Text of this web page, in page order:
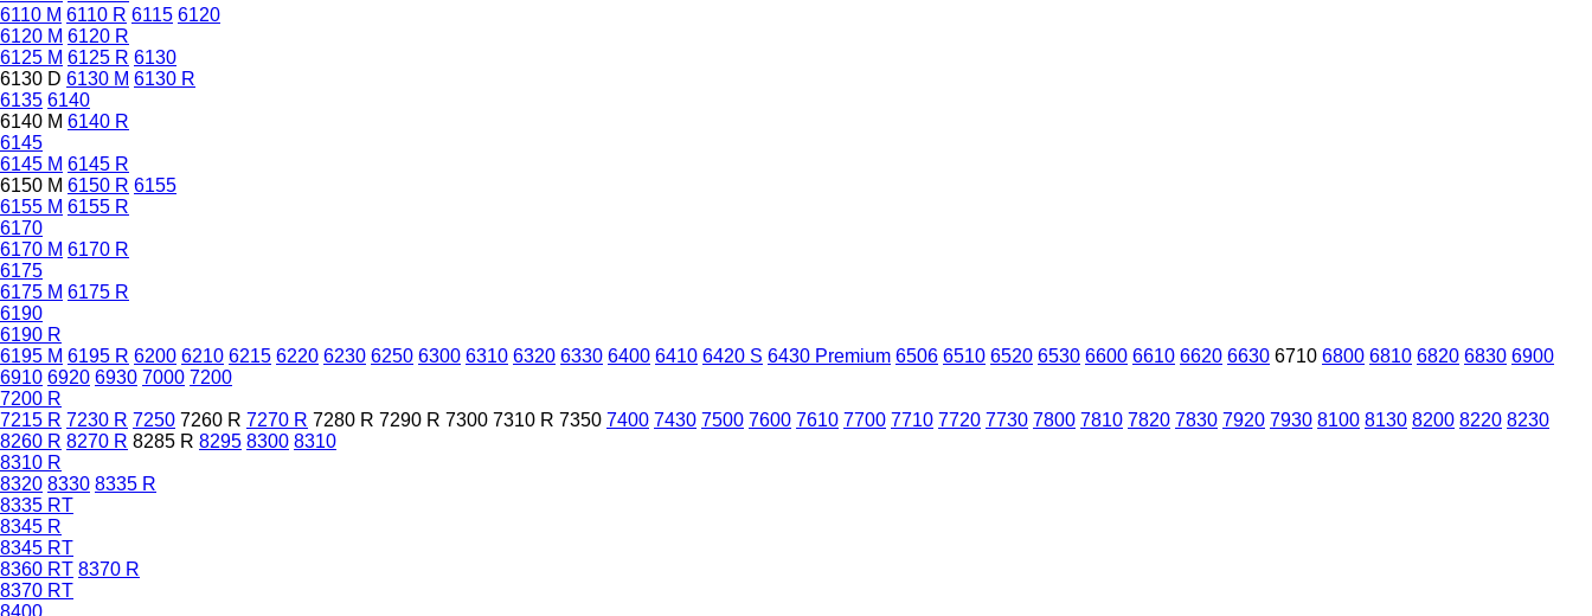
6110 M 6110 R 6115 6120
6120 M 6120 R
6125 M 6125 R 6130
6130 D 6130 M 6130 R
6135 6140
6140 M 6140 R
6145
6145 M 6145 R
6150 M 6150 R 6155
6155 M 6155 R
6170
6170 M 6170 R
6175
6175 M 6175 R
6190
6190 R
6195 M 6195 R 6200 6210 6215 6220 6230 6250 6300 6310 6320 6330 6400 6410 6420 S 6430 Premium 6506 6510 6520 6530 6600 6610 6620 6630 6710 6800 6810 6820 6830 6900
6910 6920 6930 7000 7200
7200 R
7215 R 7230 R 7250 7260 R 7270 R 7280 R 7290 R 7300 7310 R 7350 7400 7430 7500 7600 7610 7700 7710 7720 7730 7800 7810 7820 7830 7920 7930 8100 8130 8200 8220 8230
8260 R 8270 R 8285 R 8295 8300 8310
8310 R
8320 8330 8335 R
8335 RT
8345 R
8345 RT
8360 RT 8370 R
8370 RT
8400